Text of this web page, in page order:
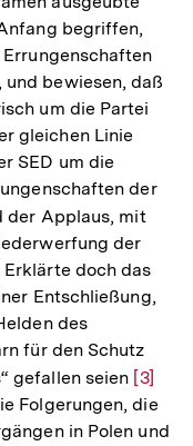
begriffen,
bewiesen, daß
um die Partei
gleichen Linie
SED um die
der
der Applaus, mit
der
doch das
Entschließung,
des
für den Schutz
gefallen seien Zur
der
[3]
Folgerungen, die
in Polen und